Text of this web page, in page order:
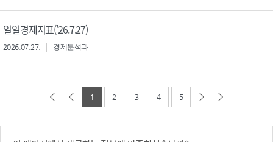
일일경제지표('26.7.27)
2026.07.27. 경제분석과
1 2 3 4 5